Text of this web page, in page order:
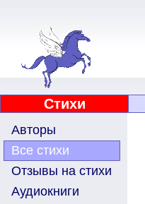
Стихи
Авторы
Все стихи
Отзывы на стихи
Аудиокниги